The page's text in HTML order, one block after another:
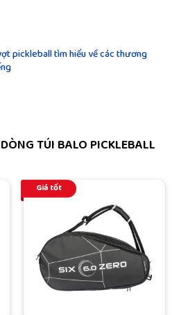
pickleball tìm hiểu về các thương
TÚI BALO PICKLEBALL
Giá tốt